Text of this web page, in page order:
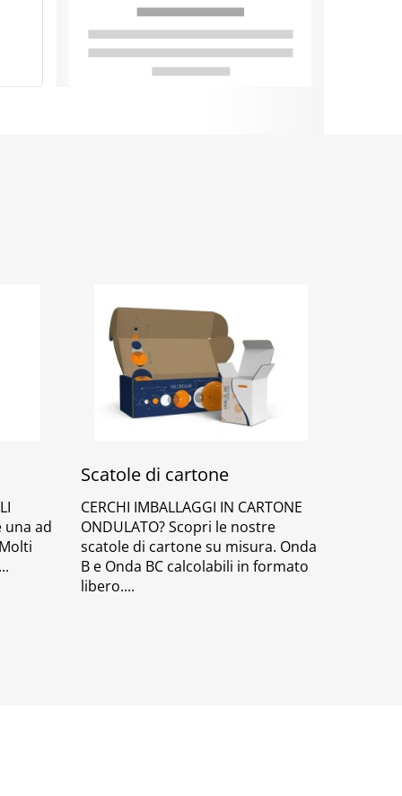
una ad
Scatole di cartone
CERCHI IMBALLAGGI IN CARTONE
ONDULATO? Scopri le nostre
scatole di cartone su misura. Onda
B e Onda BC calcolabili in formato
libero.